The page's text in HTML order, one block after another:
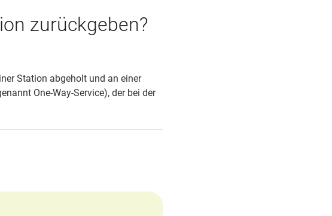
zurückgeben?
Station abgeholt und an einer
One-Way-Service), der bei der